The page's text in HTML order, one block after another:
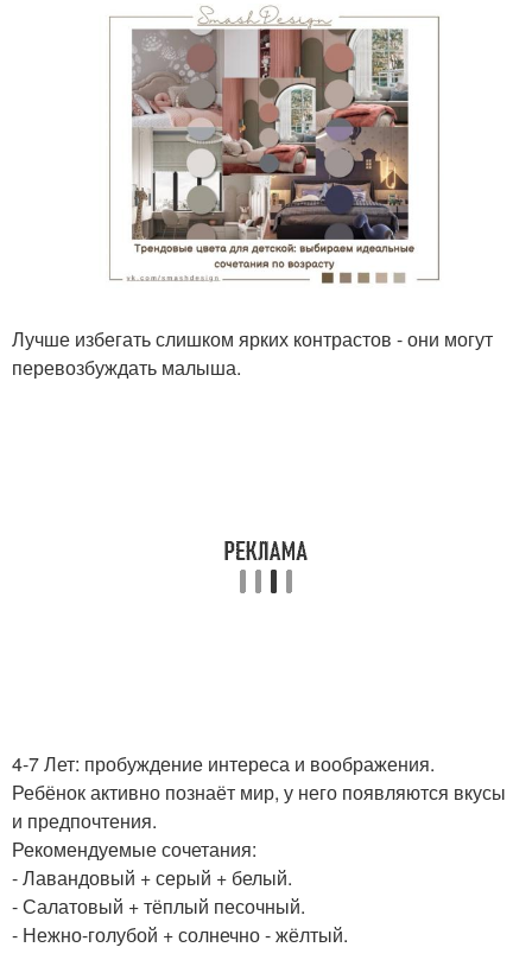
Лучше избегать слишком ярких контрастов - они могут
перевозбуждать малыша.
4-7 Лет: пробуждение интереса и воображения.
Ребёнок активно познаёт мир, у него появляются вкусы
и предпочтения.
Рекомендуемые сочетания:
- Лавандовый + серый + белый.
- Салатовый + тёплый песочный.
- Нежно-голубой + солнечно - жёлтый.